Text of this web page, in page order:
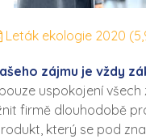
Leták ekologie 2020
zájmu je vždy
uspokojení všech
firmě dlouhodobě
který se pod